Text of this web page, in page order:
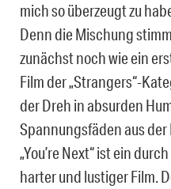
mich so überzeugt zu
Denn die Mischung
zunächst noch wie ein
Film der „Strangers“-
der Dreh in absurden
Spannungsfäden aus der
„You’re Next“ ist ein
harter und lustiger Film.